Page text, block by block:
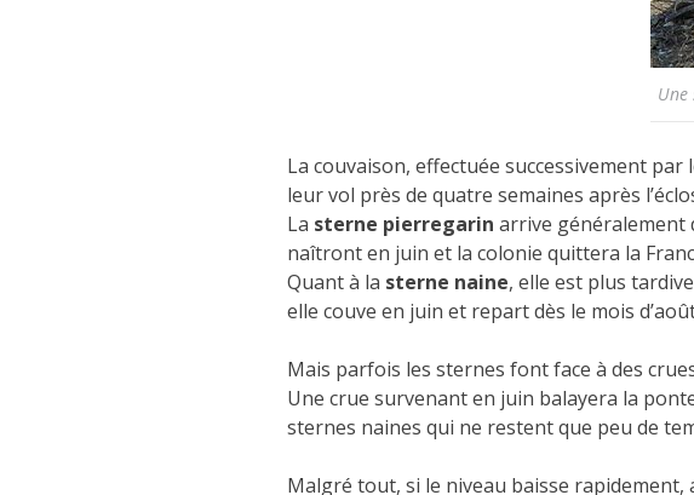
La couvaison, effectuée successivement
leur vol près de quatre semaines après
La sterne pierregarin arrive généralement
naîtront en juin et la colonie quittera la
Quant à la sterne naine, elle est plus
elle couve en juin et repart dès le mois
Mais parfois les sternes font face à des
Une crue survenant en juin balayera la
sternes naines qui ne restent que peu de
Malgré tout, si le niveau baisse